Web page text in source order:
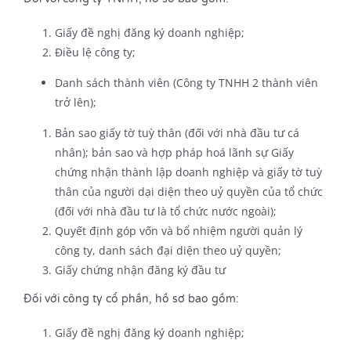
Giấy đề nghị đăng ký doanh nghiệp;
Điều lệ công ty;
Danh sách thành viên (Công ty TNHH 2 thành viên
trở lên);
Bản sao giấy tờ tuỳ thân (đối với nhà đầu tư cá
nhân); bản sao và hợp pháp hoá lãnh sự Giấy
chứng nhận thành lập doanh nghiệp và giấy tờ tuỳ
thân của người dại diện theo uỷ quyền của tổ chức
(đối với nhà đầu tư là tổ chức nước ngoài);
Quyết định góp vốn và bổ nhiệm người quản lý
công ty, danh sách đại diện theo uỷ quyền;
Giấy chứng nhận đăng ký đầu tư
Đối với công ty cổ phần, hồ sơ bao gồm:
Giấy đề nghị đăng ký doanh nghiệp;